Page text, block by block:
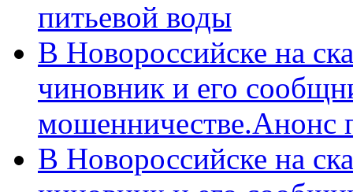
питьевой воды
В Новороссийске на
чиновник и его
мошенничестве.Анонс
В Новороссийске на